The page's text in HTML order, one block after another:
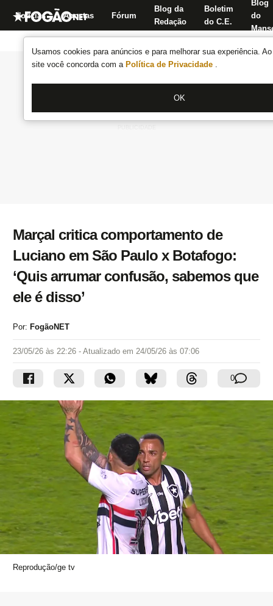
Usamos cookies para anúncios e para melhorar sua experiência.
site você concorda com a Política de Privacidade .
OK
Notícias Apostas Fórum
Blog da
Redação
Boletim
do C.E.
Blog
do
Marçal critica comportamento de
Luciano em São Paulo x Botafogo:
‘Quis arrumar confusão, sabemos que
ele é disso’
Por: FogãoNET
23/05/26 às 22:26 - Atualizado em 24/05/26 às 07:06
0
Reprodução/ge tv